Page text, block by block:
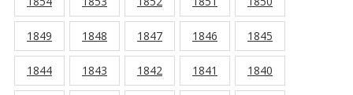
1849 1848 1847 1846 1845
1844 1843 1842 1841 1840